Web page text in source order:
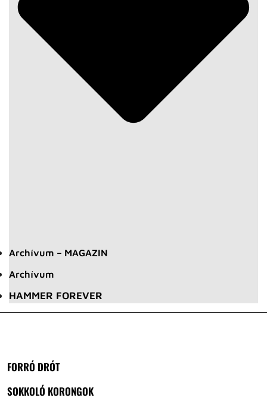
Archívum – MAGAZIN
Archívum
HAMMER FOREVER
FORRÓ DRÓT
SOKKOLÓ KORONGOK